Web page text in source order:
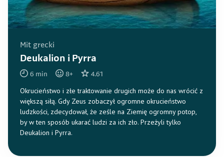
Mit grecki
Deukalion i Pyrra
6 min 8+ 4.61
Okrucieństwo i złe traktowanie drugich może do nas wrócić z
większą siłą. Gdy Zeus zobaczył ogromne okrucieństwo
ludzkości, zdecydował, że ześle na Ziemię ogromny potop,
by w ten sposób ukarać ludzi za ich zło. Przeżyli tylko
Deukalion i Pyrra.